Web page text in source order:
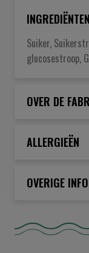
INGREDIËNTEN
Suiker,
glucosestroop,
OVER DE
ALLERGIEËN
OVERIGE